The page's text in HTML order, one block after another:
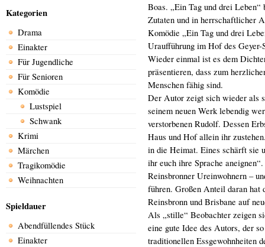
Kategorien
Drama
Einakter
Für Jugendliche
Für Senioren
Komödie
Lustspiel
Schwank
Krimi
Märchen
Tragikomödie
Weihnachten
Spieldauer
Abendfüllendes Stück
Einakter
Boas. „Ein Tag und drei
Zutaten und in herrschaftlicher
Komödie „Ein Tag und drei
Uraufführung im Hof des Geyer-
Wieder einmal ist es dem
präsentieren, dass zum
Menschen fähig sind.
Der Autor zeigt sich wieder als
seinem neuen Werk lebendig
verstorbenen Rudolf. Dessen
Haus und Hof allein ihr
in die Heimat. Eines schärft sie
ihr euch ihre Sprache
Reinsbronner Ureinwohnern –
führen. Großen Anteil daran hat
Reinsbronn und Brisbane auf
Als „stille“ Beobachter zeigen
eine gute Idee des Autors, der
traditionellen Essgewohnheiten